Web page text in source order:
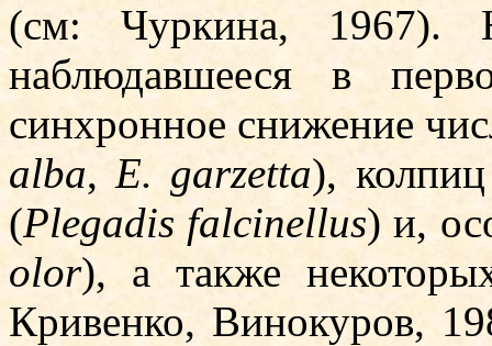
(см: Чуркина, 1967).
наблюдавшееся в
синхронное снижение
alba,E. garzetta),
(Plegadis falcinellus) и,
olor), а также
Кривенко, Винокуров,